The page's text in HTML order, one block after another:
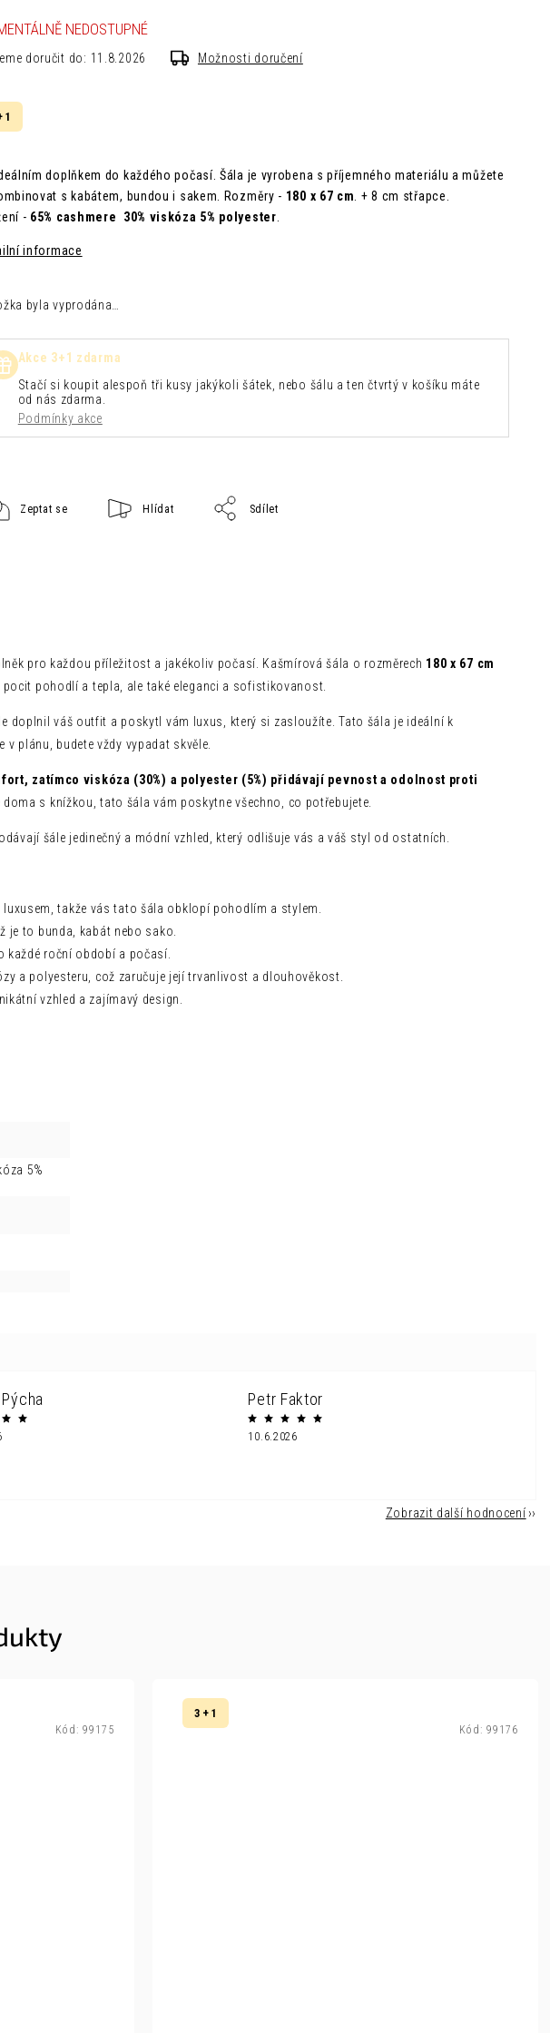
1
doplňkem do každého počasí. Šála je vyrobena s příjemného materiálu a můžete
s kabátem, bundou i sakem.
Rozměry - 180 x 67 cm . + 8 cm střapce.
- 65% cashmere 30% viskóza 5% polyester
informace
byla vyprodána…
NEDOSTUPNÉ
doručit do: 11.8.2026 Možnosti doručení
Akce 3+1 zdarma
Stačí si koupit alespoň tři kusy jakýkoli šátek, nebo šálu a ten čtvrtý v košíku máte
od nás zdarma.
Podmínky akce
Zeptat se Hlídat Sdílet
pro každou příležitost a jakékoliv počasí. Kašmírová šála o rozměrech 180 x 67 cm
pohodlí a tepla, ale také eleganci a sofistikovanost.
doplnil váš outfit a poskytl vám luxus, který si zasloužíte. Tato šála je ideální k
plánu, budete vždy vypadat skvěle.
zatímco viskóza (30%) a polyester (5%) přidávají pevnost a odolnost proti
s knížkou, tato šála vám poskytne všechno, co potřebujete.
šále jedinečný a módní vzhled, který odlišuje vás a váš styl od ostatních.
takže vás tato šála obklopí pohodlím a stylem.
je to bunda, kabát nebo sako.
každé roční období a počasí.
a polyesteru, což zaručuje její trvanlivost a dlouhověkost.
vzhled a zajímavý design.
5%
Petr Faktor
10.6.2026
Zobrazit další hodnocení
Kód: 99175
3 + 1
Kód: 99176